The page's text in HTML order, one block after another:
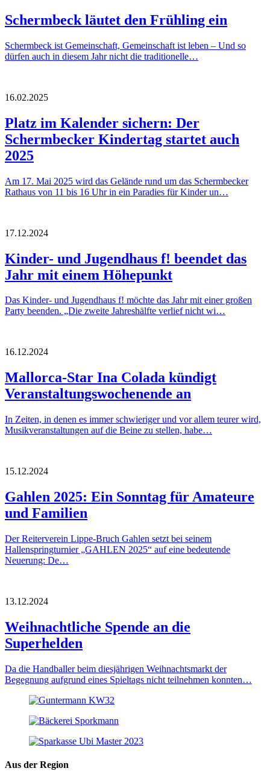
Schermbeck läutet den Frühling ein
Schermbeck ist Gemeinschaft, Gemeinschaft ist leben – Und so
dürfen auch in diesem Jahr nicht die traditionelle…
16.02.2025
Platz im Kalender sichern: Der
Schermbecker Kindertag startet auch
2025
Am 17. Mai 2025 wird das Gelände rund um das Schermbecker
Rathaus von 11 bis 16 Uhr in ein Paradies für Kinder un…
17.12.2024
Kinder- und Jugendhaus f! beendet das
Jahr mit einem Höhepunkt
Das Kinder- und Jugendhaus f! möchte das Jahr mit einer großen
Party beenden. „Die zweite Jahreshälfte verlief nicht wi…
16.12.2024
Mallorca-Star Ina Colada kündigt
Veranstaltungswochenende an
In Zeiten, in denen es immer schwieriger und vor allem teurer wird,
Musikveranstaltungen auf die Beine zu stellen, habe…
15.12.2024
Gahlen 2025: Ein Sonntag für Amateure
und Familien
Der Reiterverein Lippe-Bruch Gahlen setzt bei seinem
Hallenspringturnier „GAHLEN 2025“ auf eine bedeutende
Neuerung: De…
13.12.2024
Weihnachtliche Spende an die
Superhelden
Da die Handballer beim diesjährigen Weihnachtsmarkt der
Begegnung aufgrund eines Spieltags nicht teilnehmen konnten…
Aus der Region